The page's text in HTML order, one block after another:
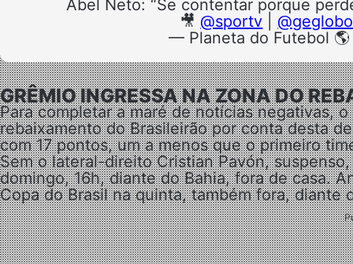
Abel Neto: “Se contentar porque
🎥 @sportv @geglobo
— Planeta do Futebol
GRÊMIO INGRESSA NA ZONA DO
Para completar a maré de notícias negativas,
rebaixamento do Brasileirão por conta desta
com 17 pontos, um a menos que o primeiro
Sem o lateral-direito Cristian Pavón,
domingo, 16h, diante do Bahia, fora de casa.
Copa do Brasil na quinta, também fora, diante